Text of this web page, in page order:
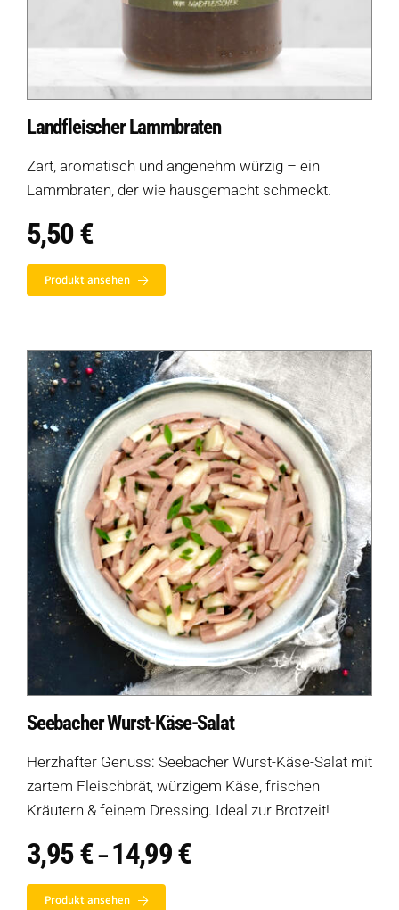
Landfleischer Lammbraten
Zart, aromatisch und angenehm würzig – ein
Lammbraten, der wie hausgemacht schmeckt.
5,50€
Produkt ansehen
Seebacher Wurst-Käse-Salat
Herzhafter Genuss: Seebacher Wurst-Käse-Salat mit
zartem Fleischbrät, würzigem Käse, frischen
Kräutern & feinem Dressing. Ideal zur Brotzeit!
3,95€ – 14,99€Preisspanne:
3,95 €
Produkt ansehen
Auf dieser Seite